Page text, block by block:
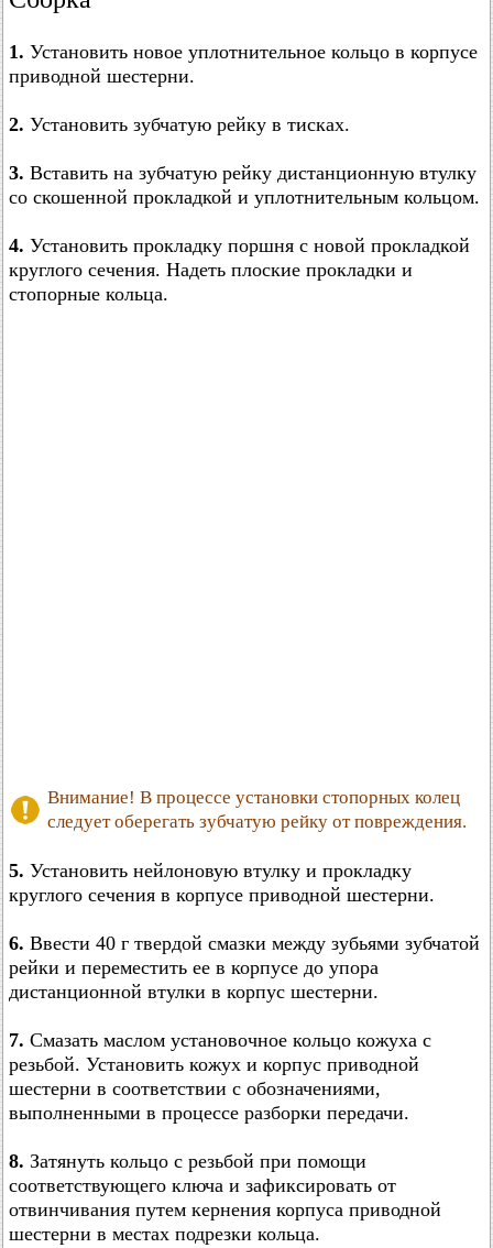
1. Установить новое уплотнительное кольцо в корпусе
приводной шестерни.
2. Установить зубчатую рейку в тисках.
3. Вставить на зубчатую рейку дистанционную втулку
со скошенной прокладкой и уплотнительным кольцом.
4. Установить прокладку поршня с новой прокладкой
круглого сечения. Надеть плоские прокладки и
стопорные кольца.
Внимание! В процессе установки стопорных колец
следует оберегать зубчатую рейку от повреждения.
5. Установить нейлоновую втулку и прокладку
круглого сечения в корпусе приводной шестерни.
6. Ввести 40 г твердой смазки между зубьями зубчатой
рейки и переместить ее в корпусе до упора
дистанционной втулки в корпус шестерни.
7. Смазать маслом установочное кольцо кожуха с
резьбой. Установить кожух и корпус приводной
шестерни в соответствии с обозначениями,
выполненными в процессе разборки передачи.
8. Затянуть кольцо с резьбой при помощи
соответствующего ключа и зафиксировать от
отвинчивания путем кернения корпуса приводной
шестерни в местах подрезки кольца.